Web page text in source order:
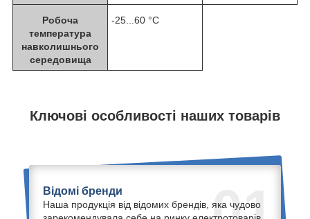
Робоча
температура
навколишнього
середовища
-25...60 °C
Ключові особливості наших товарів
Відомі бренди
Наша продукція від відомих брендів, яка чудово